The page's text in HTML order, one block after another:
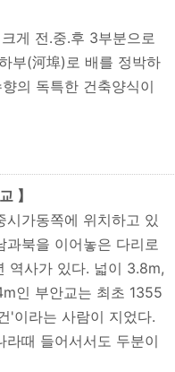
게 전․중․후 3부분으로
부(河埠)로 배를 정박하
의 독특한 건축양식이
】
시가동쪽에 위치하고 있
과북을 이어놓은 다리로
역사가 있다. 넓이 3.8m,
인 부안교는 최초 1355
'이라는 사람이 지었다.
라때 들어서서도 두분이